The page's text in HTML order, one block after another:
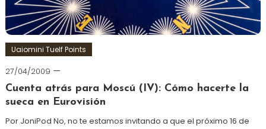
Uaiomini Tuelf Points
27/04/2009
Cuenta atrás para Moscú (IV): Cómo hacerte la
sueca en Eurovisión
Por JoniPod No, no te estamos invitando a que el próximo 16 de